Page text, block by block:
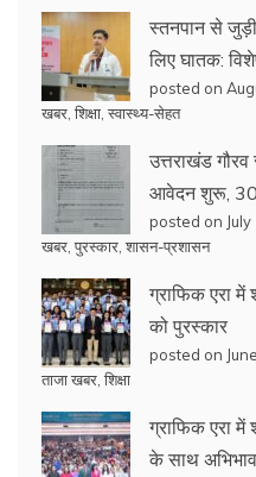
स्तनपान से
लिए घातक:
posted on
खबर शिक्षा स्वास्थ्य-सेहत
उत्तराखंड
आवेदन शुरू,
posted on July
खबर पुरस्कार शासन-प्रशासन
ग्राफिक एरा में
को पुरस्कार
posted on
ताजा खबर शिक्षा
ग्राफिक एरा में
के साथ